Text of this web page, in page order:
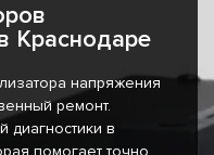
Краснодаре
напряжения
ремонт.
диагностики в